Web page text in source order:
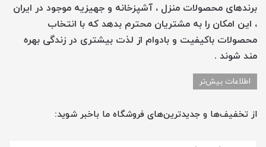
برندهای محصولات منزل ، آشپزخانه و جهیزیه موجود در ایران
، این امکان را به مشتریان محترم بدهد که با انتخاب
محصولات باکیفیت و بادوام از لذت بیشتری در زندگی بهره
مند شوند .
اطلاعات بیش‌تر
از تخفیف‌ها و جدیدترین‌های فروشگاه ما باخبر شوید: